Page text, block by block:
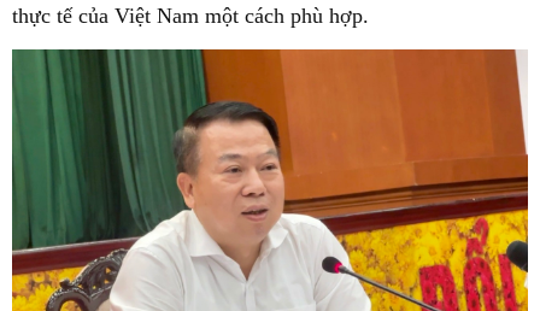
thực tế của Việt Nam một cách phù hợp.